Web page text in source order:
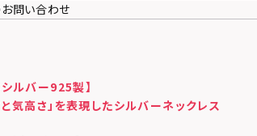
問い合わせ
ルバー925製】
気高さ」を表現したシルバーネックレス